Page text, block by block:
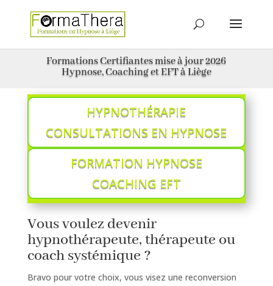
Formations Certifiantes mise à jour 2026
Hypnose, Coaching et EFT à Liège
HYPNOTHÉRAPIE
CONSULTATIONS EN HYPNOSE
FORMATION HYPNOSE
COACHING EFT
Vous voulez devenir
hypnothérapeute, thérapeute ou
coach systémique ?
Bravo pour votre choix, vous visez une reconversion